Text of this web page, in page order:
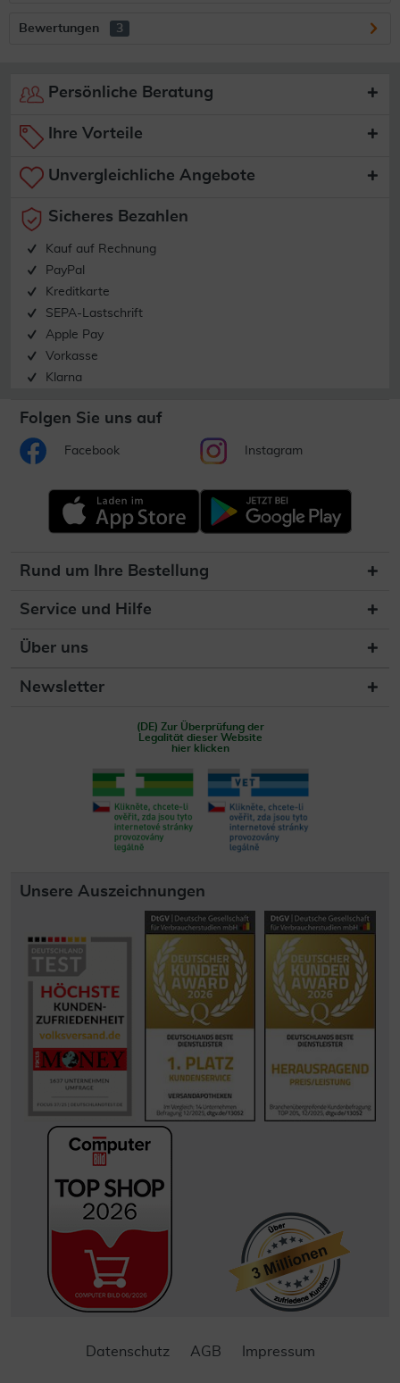
Bewertungen 3
Persönliche Beratung
Ihre Vorteile
Unvergleichliche Angebote
Sicheres Bezahlen
Kauf auf Rechnung
PayPal
Kreditkarte
SEPA-Lastschrift
Apple Pay
Vorkasse
Klarna
Folgen Sie uns auf
Facebook Instagram
Rund um Ihre Bestellung
Service und Hilfe
Über uns
Newsletter
(DE) Zur Überprüfung der
Legalität dieser Website
hier klicken
Unsere Auszeichnungen
Datenschutz AGB Impressum